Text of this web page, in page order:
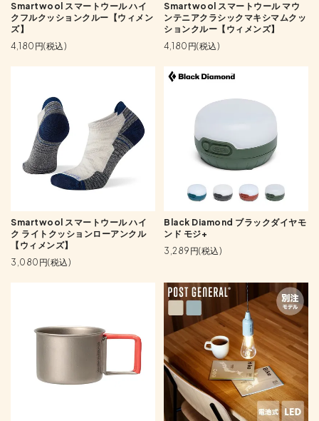
Smartwool スマートウール ハイ
クフルクッションクルー【ウィメン
ズ】
4,180円(税込)
Smartwool スマートウール マウ
ンテニアクラシックマキシマムクッ
ションクルー【ウィメンズ】
4,180円(税込)
Smartwool スマートウール ハイ
ク ライトクッションローアンクル
【ウィメンズ】
3,080円(税込)
Black Diamond ブラックダイヤモ
ンド モジ+
3,289円(税込)